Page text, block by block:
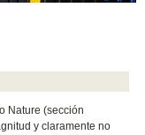
Nature (sección
y claramente no